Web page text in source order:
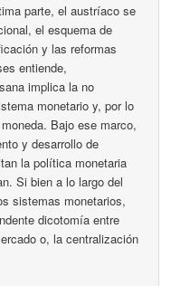
parte, el austríaco se
el esquema de
y las reformas
entiende,
implica la no
monetario y, por lo
Bajo ese marco,
y desarrollo de
la política monetaria
Si bien a lo largo del
sistemas monetarios,
dicotomía entre
o, la centralización